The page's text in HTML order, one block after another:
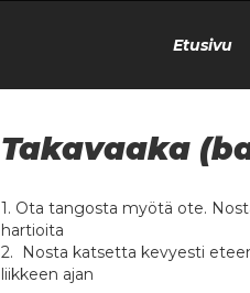
Etusivu
Takavaaka
1. Ota tangosta myötä ote.
hartioita
2. Nosta katsetta kevyesti
liikkeen ajan